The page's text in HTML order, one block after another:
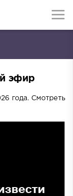
эфир
года. Смотреть